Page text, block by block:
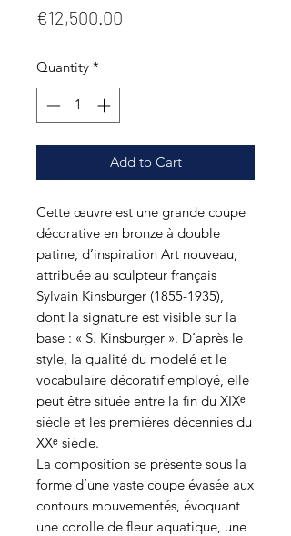
€12,500.00
Quantity *
Add to Cart
Cette œuvre est une grande coupe
décorative en bronze à double
patine, d’inspiration Art nouveau,
attribuée au sculpteur français
Sylvain Kinsburger (1855-1935),
dont la signature est visible sur la
base : « S. Kinsburger ». D’après le
style, la qualité du modelé et le
vocabulaire décoratif employé, elle
peut être située entre la fin du XIXᵉ
siècle et les premières décennies du
XXᵉ siècle.
La composition se présente sous la
forme d’une vaste coupe évasée aux
contours mouvementés, évoquant
une corolle de fleur aquatique, une